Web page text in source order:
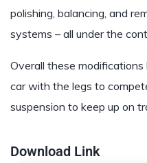
polishing, balancing, and
systems – all under the
Overall these
car with the legs to
suspension to keep up on
Download Link